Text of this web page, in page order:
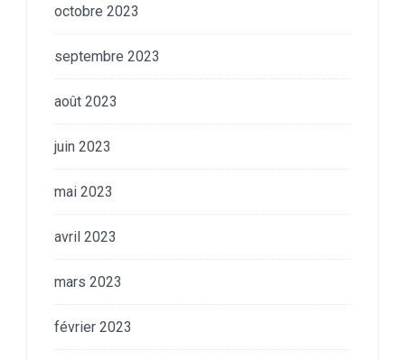
octobre 2023
septembre 2023
août 2023
juin 2023
mai 2023
avril 2023
mars 2023
février 2023